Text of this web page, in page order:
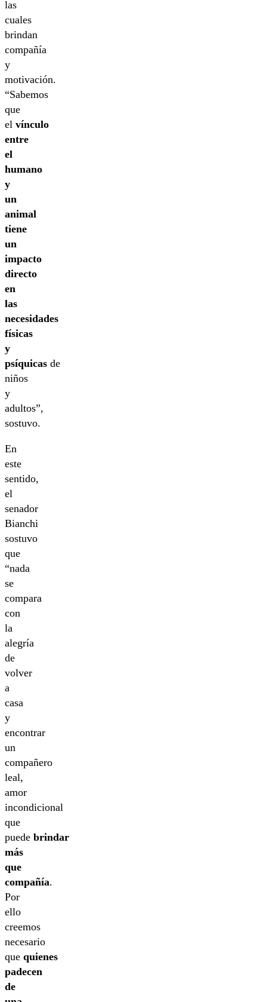
las
cuales
brindan
compañía
y
motivación.
“Sabemos
que
el vínculo
entre
el
humano
y
un
animal
tiene
un
impacto
directo
en
las
necesidades
físicas
y
psíquicas de
niños
y
adultos”,
sostuvo.
En
este
sentido,
el
senador
Bianchi
sostuvo
que
“nada
se
compara
con
la
alegría
de
volver
a
casa
y
encontrar
un
compañero
leal,
amor
incondicional
que
puede brindar
más
que
compañía.
Por
ello
creemos
necesario
que quienes
padecen
de